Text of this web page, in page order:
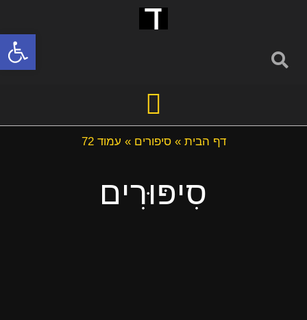
פתח
דף הבית »סיפורים » עמוד 72
סִיפּוּרִים